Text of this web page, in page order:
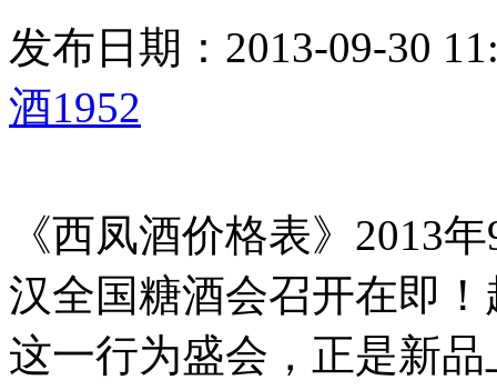
发布日期：2013-09-30
酒1952
《西凤酒价格表》2013
汉全国糖酒会召开在即
这一行为盛会，正是新